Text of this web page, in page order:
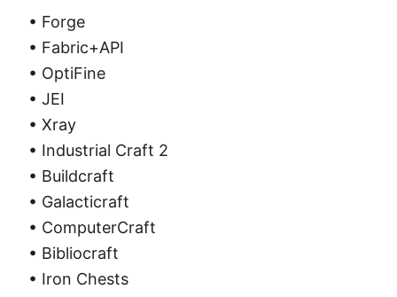
• Forge
• Fabric+API
• OptiFine
• JEI
• Xray
• Industrial Craft 2
• Buildcraft
• Galacticraft
• ComputerCraft
• Bibliocraft
• Iron Chests